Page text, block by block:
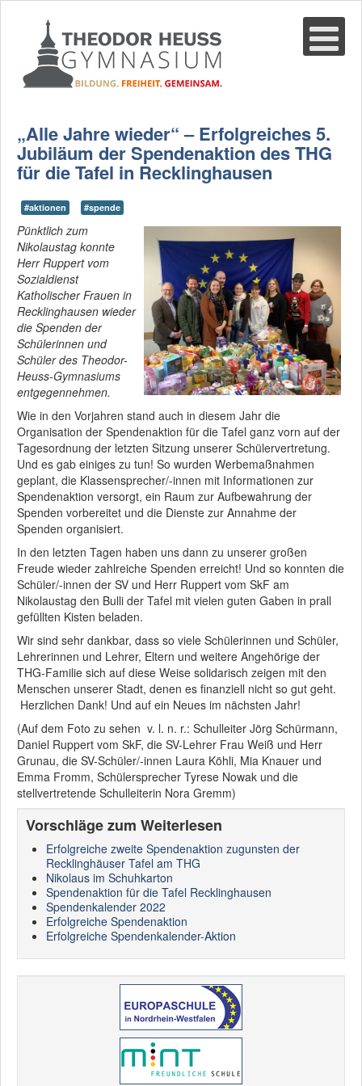
„Alle Jahre wieder“ – Erfolgreiches 5.
Jubiläum der Spendenaktion des THG
für die Tafel in Recklinghausen
#aktionen #spende
Pünktlich zum
Nikolaustag konnte
Herr Ruppert vom
Sozialdienst
Katholischer Frauen in
Recklinghausen wieder
die Spenden der
Schülerinnen und
Schüler des Theodor-
Heuss-Gymnasiums
entgegennehmen.
Wie in den Vorjahren stand auch in diesem Jahr die
Organisation der Spendenaktion für die Tafel ganz vorn auf der
Tagesordnung der letzten Sitzung unserer Schülervertretung.
Und es gab einiges zu tun! So wurden Werbemaßnahmen
geplant, die Klassensprecher/-innen mit Informationen zur
Spendenaktion versorgt, ein Raum zur Aufbewahrung der
Spenden vorbereitet und die Dienste zur Annahme der
Spenden organisiert.
In den letzten Tagen haben uns dann zu unserer großen
Freude wieder zahlreiche Spenden erreicht! Und so konnten die
Schüler/-innen der SV und Herr Ruppert vom SkF am
Nikolaustag den Bulli der Tafel mit vielen guten Gaben in prall
gefüllten Kisten beladen.
Wir sind sehr dankbar, dass so viele Schülerinnen und Schüler,
Lehrerinnen und Lehrer, Eltern und weitere Angehörige der
THG-Familie sich auf diese Weise solidarisch zeigen mit den
Menschen unserer Stadt, denen es finanziell nicht so gut geht.
Herzlichen Dank! Und auf ein Neues im nächsten Jahr!
(Auf dem Foto zu sehen v. l. n. r.: Schulleiter Jörg Schürmann,
Daniel Ruppert vom SkF, die SV-Lehrer Frau Weiß und Herr
Grunau, die SV-Schüler/-innen Laura Köhli, Mia Knauer und
Emma Fromm, Schülersprecher Tyrese Nowak und die
stellvertretende Schulleiterin Nora Gremm)
Vorschläge zum Weiterlesen
Erfolgreiche zweite Spendenaktion zugunsten der
Recklinghäuser Tafel am THG
Nikolaus im Schuhkarton
Spendenaktion für die Tafel Recklinghausen
Spendenkalender 2022
Erfolgreiche Spendenaktion
Erfolgreiche Spendenkalender-Aktion